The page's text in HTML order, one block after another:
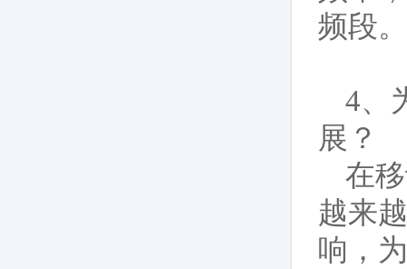
频段。
4、
展？
在
越来
响，